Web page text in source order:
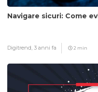
Navigare sicuri: Come
Digitrend, 3 anni fa 2 min